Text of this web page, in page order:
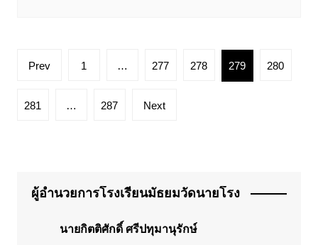
Posts
Prev 1 … 277 278 279 280
281 … 287 Next
ผู้อำนวยการโรงเรียนมัธยมวัดนายโรง
นายกิตติศักดิ์ ศรีปทุมานุรักษ์